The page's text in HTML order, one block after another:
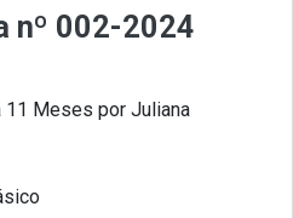
nº 002-2024
11 Meses por Juliana